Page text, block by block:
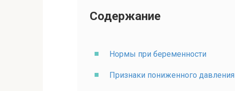
Содержание
Нормы при беременности
Признаки пониженного давления